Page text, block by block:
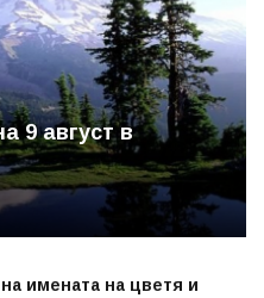
9 август в
имената на цветя и